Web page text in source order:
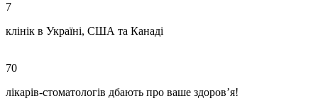
7
клінік в Україні, США та Канаді
70
лікарів-стоматологів дбають про ваше здоров’я!